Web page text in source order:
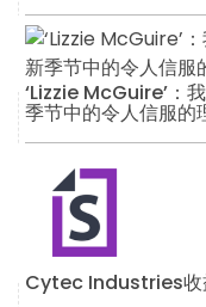
‘Lizzie McGuire’：
季节中的令人信服的
Cytec Industries收